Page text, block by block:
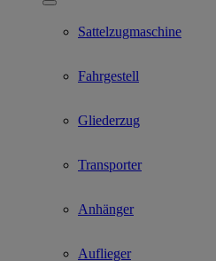
Show submenu for Kategorien
Sattelzugmaschine
Fahrgestell
Gliederzug
Transporter
Anhänger
Auflieger